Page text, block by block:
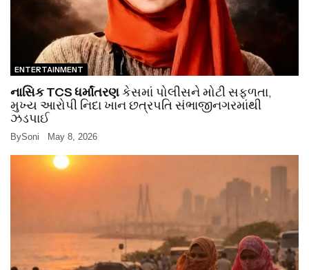
ENTERTAINMENT
નાસિક TCS ધર્માંતરણકેસમાં પોલીસને મોટી સફળતા,
મુખ્ય આરોપી નિદા ખાન છત્રપતિ સંભાજીનગરમાંથી
ઝડપાઈ
BySoni May 8, 2026